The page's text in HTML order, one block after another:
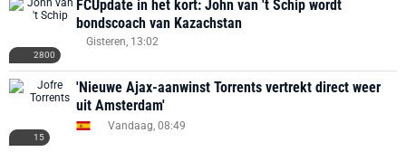
2800
FCUpdate in het kort: John van 't Schip wordt
bondscoach van Kazachstan
Gisteren, 13:02
15
'Nieuwe Ajax-aanwinst Torrents vertrekt direct weer
uit Amsterdam'
Vandaag, 08:49